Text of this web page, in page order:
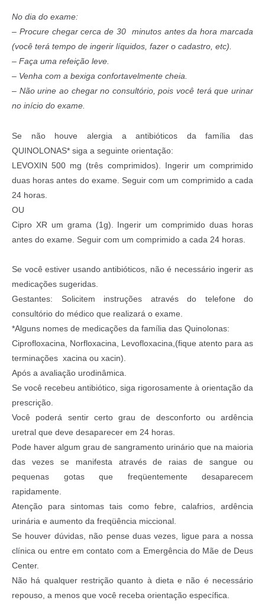
No dia do exame:
– Procure chegar cerca de 30 minutos antes da hora marcada
(você terá tempo de ingerir líquidos, fazer o cadastro, etc).
– Faça uma refeição leve.
– Venha com a bexiga confortavelmente cheia.
– Não urine ao chegar no consultório, pois você terá que urinar
no início do exame.
Se não houve alergia a antibióticos da família das
QUINOLONAS* siga a seguinte orientação:
LEVOXIN 500 mg (três comprimidos). Ingerir um comprimido
duas horas antes do exame. Seguir com um comprimido a cada
24 horas.
OU
Cipro XR um grama (1g). Ingerir um comprimido duas horas
antes do exame. Seguir com um comprimido a cada 24 horas.
Se você estiver usando antibióticos, não é necessário ingerir as
medicações sugeridas.
Gestantes: Solicitem instruções através do telefone do
consultório do médico que realizará o exame.
*Alguns nomes de medicações da família das Quinolonas:
Ciprofloxacina, Norfloxacina, Levofloxacina,(fique atento para as
terminações xacina ou xacin).
Após a avaliação urodinâmica.
Se você recebeu antibiótico, siga rigorosamente à orientação da
prescrição.
Você poderá sentir certo grau de desconforto ou ardência
uretral que deve desaparecer em 24 horas.
Pode haver algum grau de sangramento urinário que na maioria
das vezes se manifesta através de raias de sangue ou
pequenas gotas que freqüentemente desaparecem
rapidamente.
Atenção para sintomas tais como febre, calafrios, ardência
urinária e aumento da freqüência miccional.
Se houver dúvidas, não pense duas vezes, ligue para a nossa
clínica ou entre em contato com a Emergência do Mãe de Deus
Center.
Não há qualquer restrição quanto à dieta e não é necessário
repouso, a menos que você receba orientação específica.